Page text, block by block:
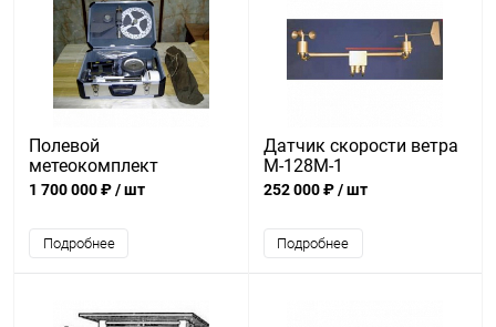
Полевой
метеокомплект
(Вариант 5)
1 700 000 ₽/ шт
Подробнее
Датчик скорости ветра
М-128М-1
252 000 ₽/ шт
Подробнее